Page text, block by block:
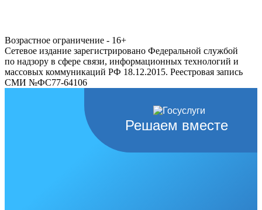
Возрастное ограничение - 16+
Сетевое издание зарегистрировано Федеральной службой
по надзору в сфере связи, информационных технологий и
массовых коммуникаций РФ 18.12.2015. Реестровая запись
СМИ №ФС77-64106
Решаем вместе